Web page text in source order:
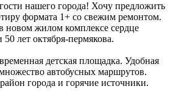
нашего города! Хочу предложить
формата 1+ со свежим ремонтом.
новом жилом комплексе сердце
лет октября-пермякова.
детская площадка. Удобная
автобусных маршрутов.
города и горячие источники.